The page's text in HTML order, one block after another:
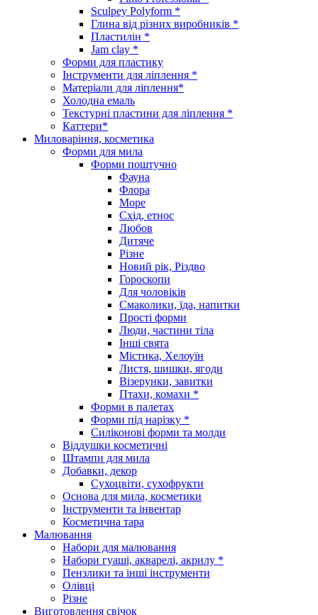
Sculpey Polyform *
Глина від різних виробників *
Пластилін *
Jam clay *
Форми для пластику
Інструменти для ліплення *
Матеріали для ліплення*
Холодна емаль
Текстурні пластини для ліплення *
Каттери*
Миловаріння, косметика
Форми для мила
Форми поштучно
Фауна
Флора
Море
Схід, етнос
Любов
Дитяче
Різне
Новий рік, Різдво
Гороскопи
Для чоловіків
Смаколики, їда, напитки
Прості форми
Люди, частини тіла
Інші свята
Містика, Хелоуїн
Листя, шишки, ягоди
Візерунки, завитки
Птахи, комахи *
Форми в палетах
Форми під нарізку *
Силіконові форми та молди
Віддушки косметичні
Штампи для мила
Добавки, декор
Сухоцвіти, сухофрукти
Основа для мила, косметики
Інструменти та інвентар
Косметична тара
Малювання
Набори для малювання
Набори гуаші, акварелі, акрилу *
Пензлики та інші інструменти
Олівці
Різне
Виготовлення свічок